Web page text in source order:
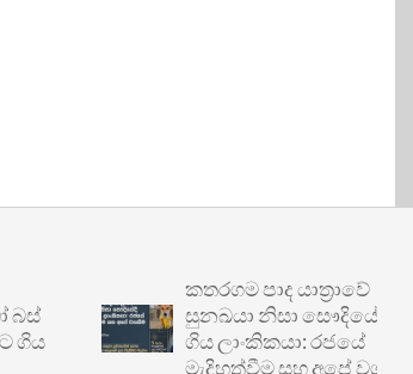
කතරගම පාද යාත්‍රාවේ
සුනඛයා නිසා සෞදියේදී හිරේ
ගිය ලාංකිකයා: රජයේ
මැදිහත්වීම සහ අපේ වගකීම